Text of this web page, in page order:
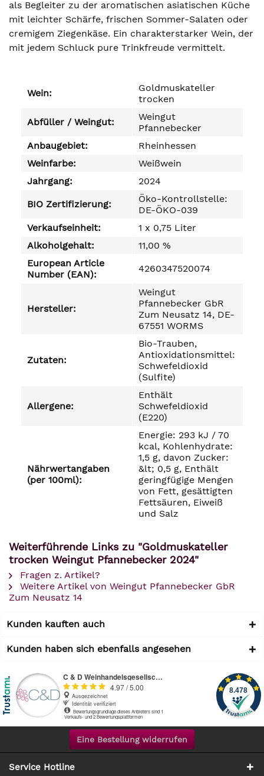
als Begleiter zu der aromatischen asiatischen Küche
mit leichter Schärfe, frischen Sommer-Salaten oder
cremigem Ziegenkäse. Ein charakterstarker Wein, der
mit jedem Schluck pure Trinkfreude vermittelt.
Wein:
Goldmuskateller
trocken
Abfüller / Weingut:
Weingut
Pfannebecker
Anbaugebiet:
Rheinhessen
Weinfarbe:
Weißwein
Jahrgang:
2024
BIO Zertifizierung:
Öko-Kontrollstelle:
DE-ÖKO-039
Verkaufseinheit:
1 x 0,75 Liter
Alkoholgehalt:
11,00 %
European Article
Number (EAN):
4260347520074
Hersteller:
Weingut
Pfannebecker GbR
Zum Neusatz 14, DE-
67551 WORMS
Zutaten:
Bio-Trauben,
Antioxidationsmittel:
Schwefeldioxid
(Sulfite)
Allergene:
Enthält
Schwefeldioxid
(E220)
Nährwertangaben
(per 100ml):
Energie: 293 kJ / 70
kcal, Kohlenhydrate:
1,5 g, davon Zucker:
&lt; 0,5 g, Enthält
geringfügige Mengen
von Fett, gesättigten
Fettsäuren, Eiweiß
und Salz
Weiterführende Links zu "Goldmuskateller
trocken Weingut Pfannebecker 2024"
Fragen z. Artikel?
Weitere Artikel von Weingut Pfannebecker GbR
Zum Neusatz 14
Kunden kauften auch
Kunden haben sich ebenfalls angesehen
Eine Bestellung widerrufen
Service Hotline